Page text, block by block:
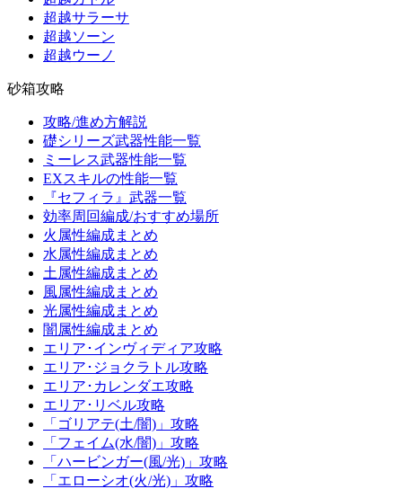
超越サラーサ
超越ソーン
超越ウーノ
砂箱攻略
攻略/進め方解説
礎シリーズ武器性能一覧
ミーレス武器性能一覧
EXスキルの性能一覧
『セフィラ』武器一覧
効率周回編成/おすすめ場所
火属性編成まとめ
水属性編成まとめ
土属性編成まとめ
風属性編成まとめ
光属性編成まとめ
闇属性編成まとめ
エリア･インヴィディア攻略
エリア･ジョクラトル攻略
エリア･カレンダエ攻略
エリア･リベル攻略
「ゴリアテ(土/闇)」攻略
「フェイム(水/闇)」攻略
「ハービンガー(風/光)」攻略
「エローシオ(火/光)」攻略